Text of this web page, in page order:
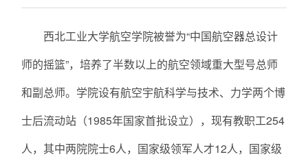
西北工业大学航空学院被誉为“中国航空器总设计
师的摇篮”，培养了半数以上的航空领域重大型号总师
和副总师。学院设有航空宇航科学与技术、力学两个博
士后流动站（1985年国家首批设立），现有教职工254
人，其中两院院士6人，国家级领军人才12人，国家级